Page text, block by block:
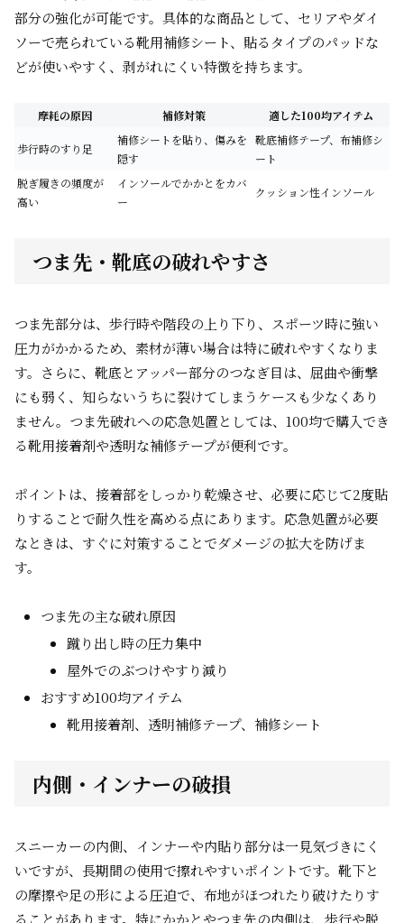
部分の強化が可能です。具体的な商品として、セリアやダイ
ソーで売られている靴用補修シート、貼るタイプのパッドな
どが使いやすく、剥がれにくい特徴を持ちます。
摩耗の原因 補修対策 適した100均アイテム
歩行時のすり足
補修シートを貼り、傷みを
隠す
靴底補修テープ、布補修シ
ート
脱ぎ履きの頻度が
高い
インソールでかかとをカバ
ー
クッション性インソール
つま先・靴底の破れやすさ
つま先部分は、歩行時や階段の上り下り、スポーツ時に強い
圧力がかかるため、素材が薄い場合は特に破れやすくなりま
す。さらに、靴底とアッパー部分のつなぎ目は、屈曲や衝撃
にも弱く、知らないうちに裂けてしまうケースも少なくあり
ません。つま先破れへの応急処置としては、100均で購入でき
る靴用接着剤や透明な補修テープが便利です。
ポイントは、接着部をしっかり乾燥させ、必要に応じて2度貼
りすることで耐久性を高める点にあります。応急処置が必要
なときは、すぐに対策することでダメージの拡大を防げま
す。
つま先の主な破れ原因
蹴り出し時の圧力集中
屋外でのぶつけやすり減り
おすすめ100均アイテム
靴用接着剤、透明補修テープ、補修シート
内側・インナーの破損
スニーカーの内側、インナーや内貼り部分は一見気づきにく
いですが、長期間の使用で擦れやすいポイントです。靴下と
の摩擦や足の形による圧迫で、布地がほつれたり破けたりす